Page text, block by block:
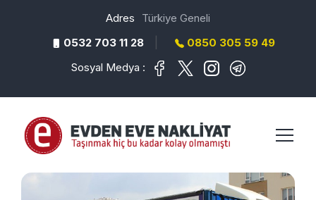
Adres
Türkiye Geneli
0532 703 11 28|
0850 305 59 49
Sosyal Medya :